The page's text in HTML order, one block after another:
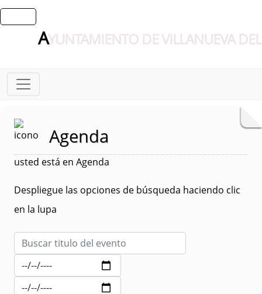
AYUNTAMIENTO DE VILLANUEVA
Agenda
usted está en Agenda
Despliegue las opciones de búsqueda haciendo clic
en la lupa